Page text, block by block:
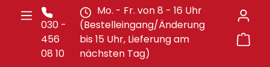
Zum Hauptinhalt springen
030 -
456
08 10
Mo. - Fr. von 8 - 16 Uhr
(Bestelleingang/Änderung
bis 15 Uhr, Lieferung am
nächsten Tag)